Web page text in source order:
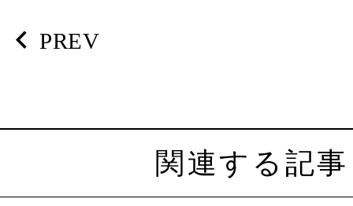
PREV
関連する記事